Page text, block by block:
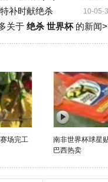
10-05-
补时献绝杀
关于 绝杀 世界杯的新闻
场完工
南非世界杯球星
巴西热卖